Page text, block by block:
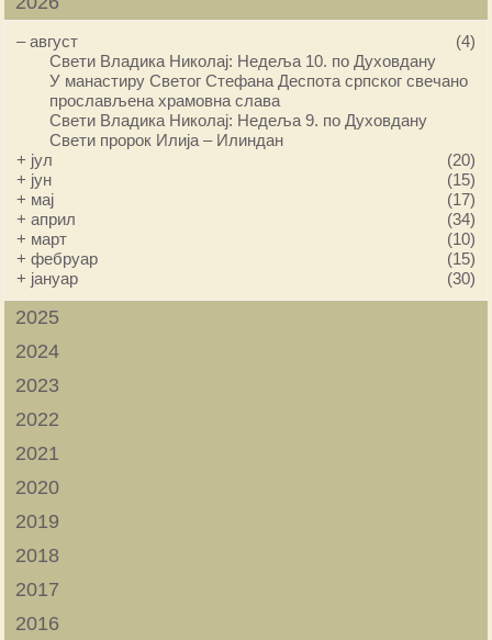
–август
(4)
Свети Владика Николај: Недеља 10. по Духовдану
У манастиру Светог Стефана Деспота српског свечано
прослављена храмовна слава
Свети Владика Николај: Недеља 9. по Духовдану
Свети пророк Илија – Илиндан
+ јул
(20)
+ јун
(15)
+ мај
(17)
+април
(34)
+ март
(10)
+фебруар
(15)
+ јануар (30)
2025
2024
2023
2022
2021
2020
2019
2018
2017
2016